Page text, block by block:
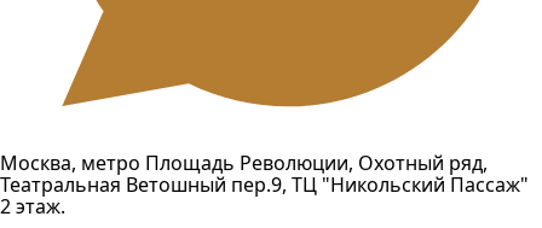
Москва, метро Площадь Революции, Охотный ряд,
Театральная Ветошный пер.9, ТЦ "Никольский Пассаж"
2 этаж.